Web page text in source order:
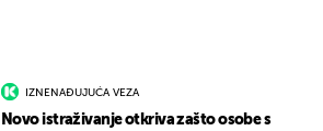
IZNENAĐUJUĆA VEZA
Novo istraživanje otkriva zašto osobe s